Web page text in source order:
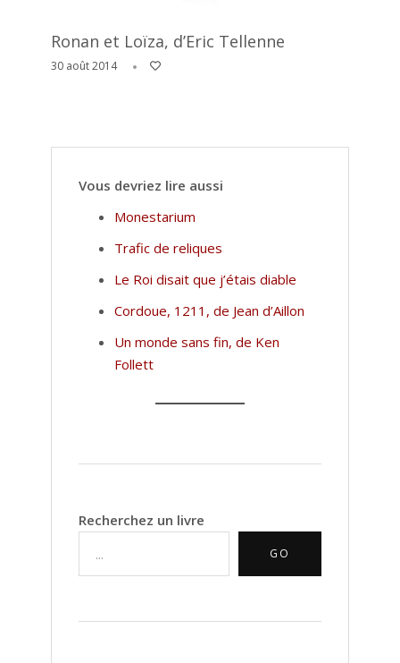
Ronan et Loïza, d’Eric Tellenne
30 août 2014
Vous devriez lire aussi
Monestarium
Trafic de reliques
Le Roi disait que j’étais diable
Cordoue, 1211, de Jean d’Aillon
Un monde sans fin, de Ken
Follett
Recherchez un livre
GO